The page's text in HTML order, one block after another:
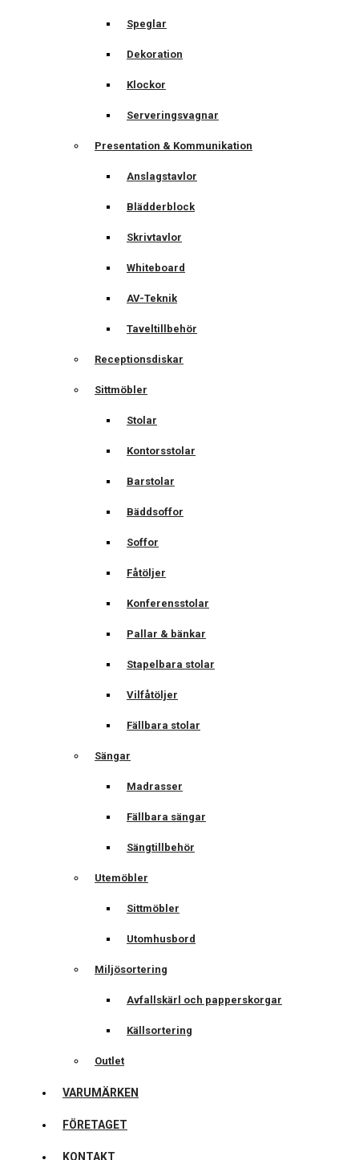
Speglar
Dekoration
Klockor
Serveringsvagnar
Presentation & Kommunikation
Anslagstavlor
Blädderblock
Skrivtavlor
Whiteboard
AV-Teknik
Taveltillbehör
Receptionsdiskar
Sittmöbler
Stolar
Kontorsstolar
Barstolar
Bäddsoffor
Soffor
Fåtöljer
Konferensstolar
Pallar & bänkar
Stapelbara stolar
Vilfåtöljer
Fällbara stolar
Sängar
Madrasser
Fällbara sängar
Sängtillbehör
Utemöbler
Sittmöbler
Utomhusbord
Miljösortering
Avfallskärl och papperskorgar
Källsortering
Outlet
VARUMÄRKEN
FÖRETAGET
KONTAKT